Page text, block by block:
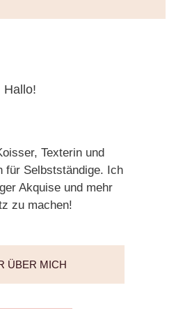
Hallo!
Texterin und
für Selbstständige. Ich
Akquise und mehr
zu machen!
ÜBER MICH